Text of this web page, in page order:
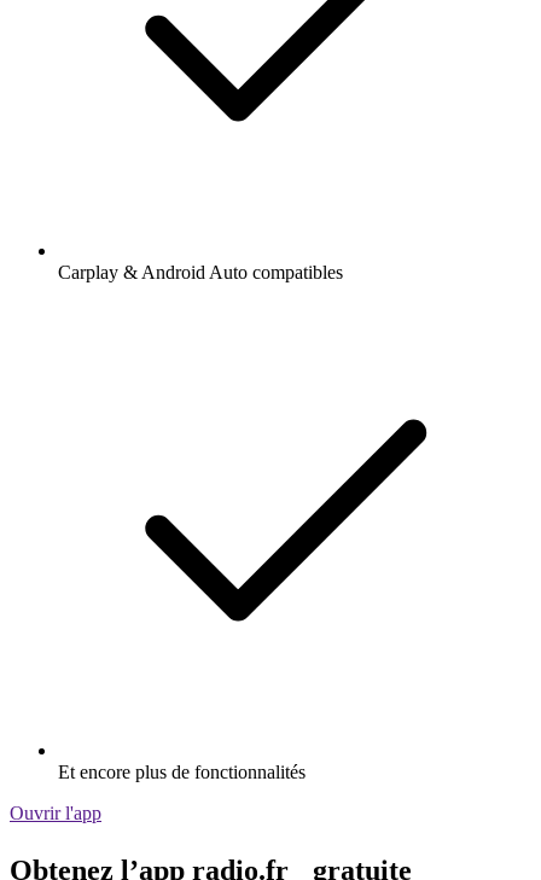
Carplay & Android Auto compatibles
Et encore plus de fonctionnalités
Ouvrir l'app
Obtenez l’app radio.fr gratuite